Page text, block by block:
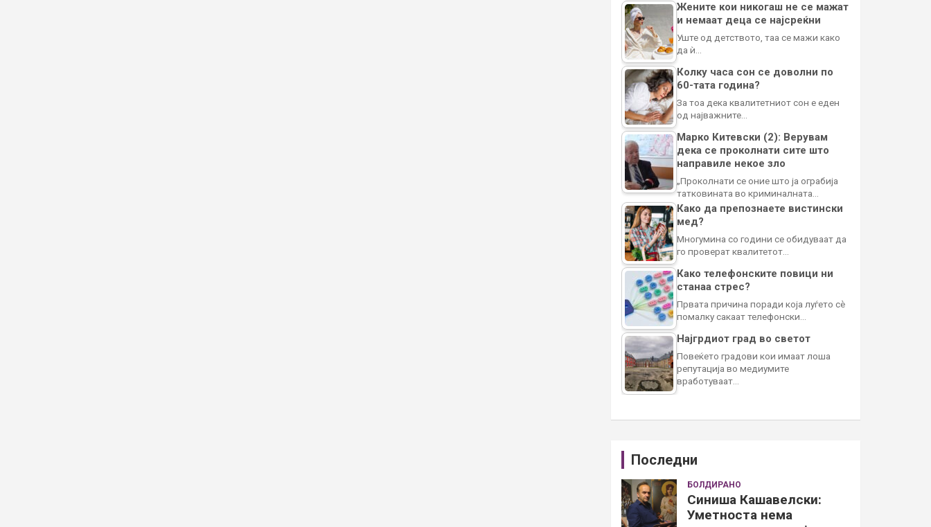
Жените кои никогаш не се мажат
и немаат деца се најсреќни
Уште од детството, таа се мажи како
да ѝ…
Колку часа сон се доволни по
60-тата година?
За тоа дека квалитетниот сон е еден
од најважните…
Марко Китевски (2): Верувам
дека се проколнати сите што
направиле некое зло
„Проколнати се оние што ја ограбија
татковината во криминалната…
Како да препознаете вистински
мед?
Многумина со години се обидуваат да
го проверат квалитетот…
Како телефонските повици ни
станаа стрес?
Првата причина поради која луѓето сè
помалку сакаат телефонски…
Најгрдиот град во светот
Повеќето градови кои имаат лоша
репутација во медиумите
вработуваат…
Последни
БОЛДИРАНО
Синиша Кашавелски:
Уметноста нема